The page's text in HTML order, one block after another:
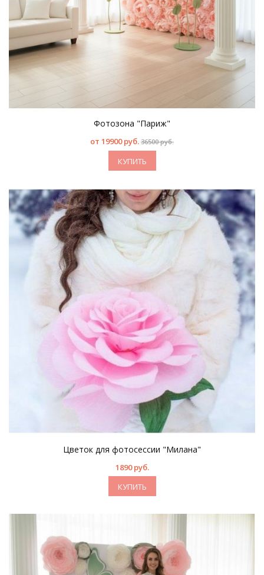
Фотозона "Париж"
от 19900 руб. 36500 руб.
КУПИТЬ
Цветок для фотосессии "Милана"
1890 руб.
КУПИТЬ